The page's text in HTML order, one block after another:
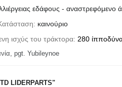
εδάφους - αναστρεφόμενο
καινούριο
ισχύς του τράκτορα 280
pgt. Yubileynoe
LIDERPARTS"